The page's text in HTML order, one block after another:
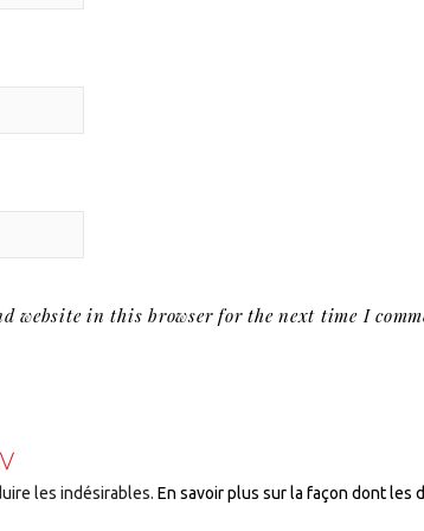
website in this browser for the next time I
les indésirables.En savoir plus sur la façon dont les